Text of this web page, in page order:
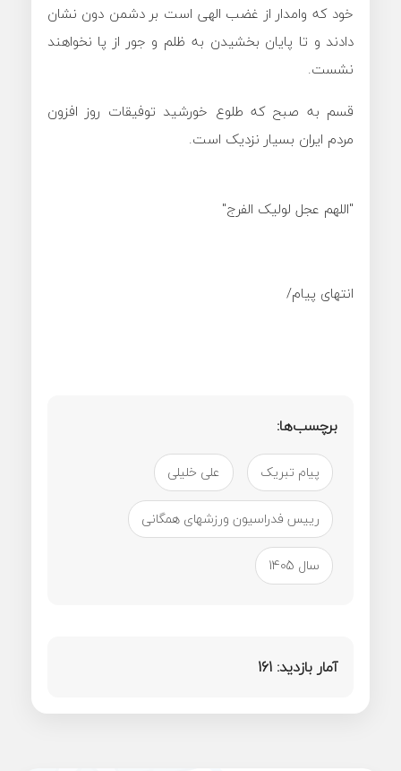
خود که وامدار از غضب الهی است بر دشمن دون نشان
دادند و تا پایان بخشیدن به ظلم و جور از پا نخواهند
نشست.
قسم به صبح که طلوع خورشید توفیقات روز افزون
مردم ایران بسیار نزدیک است‌.
"اللهم عجل لولیک الفرج"
انتهای پیام/
برچسب‌ها:
پیام تبریک علی خلیلی
رییس فدراسیون ورزشهای همگانی
سال 1405
آمار بازدید: 161